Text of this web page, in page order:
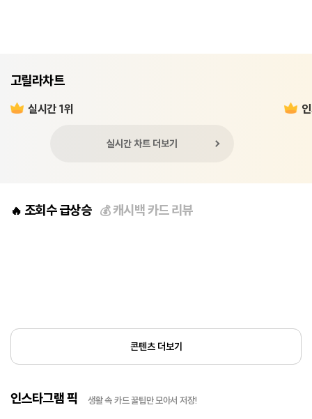
고릴라차트
실시간 1위
실시간 차트 더보기
🔥 조회수 급상승 💰캐시백 카드 리뷰
콘텐츠 더보기
인스타그램 픽 생활 속 카드 꿀팁만 모아서 저장!